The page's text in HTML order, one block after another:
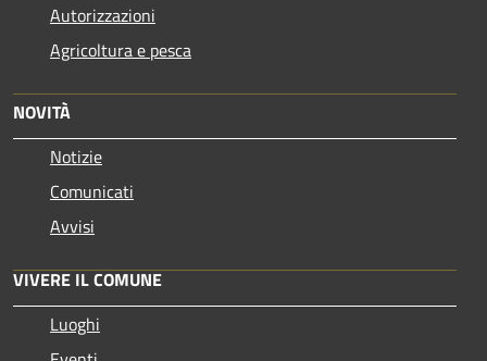
Autorizzazioni
Agricoltura e pesca
NOVITÀ
Notizie
Comunicati
Avvisi
VIVERE IL COMUNE
Luoghi